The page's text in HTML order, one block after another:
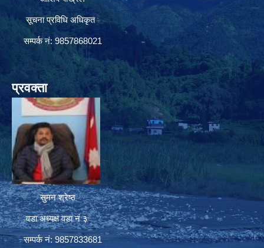
सूचना प्रविधि अधिकृत
सम्पर्क नं: 9857868021
प्रवक्ता
सुमन श्रेष्ठ
वडा अध्यक्ष वडा नं ३
सम्पर्क नं: 9857833681